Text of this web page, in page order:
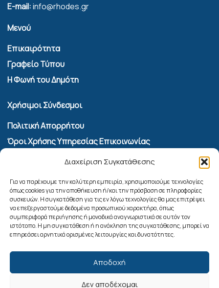
Διαχείριση Συγκατάθεσης
Για να παρέχουμε την καλύτερη εμπειρία, χρησιμοποιούμε τεχνολογίες
όπως cookies για την αποθήκευση ή/και την πρόσβαση σε πληροφορίες
συσκευών. Η συγκατάθεση για τις εν λόγω τεχνολογίες θα μας επιτρέψει
να επεξεργαστούμε δεδομένα προσωπικού χαρακτήρα, όπως
συμπεριφορά περιήγησης ή μοναδικά αναγνωριστικά σε αυτόν τον
ιστότοπο. Η μη συγκατάθεση ή η ανάκληση της συγκατάθεσης, μπορεί να
επηρεάσει αρνητικά ορισμένες λειτουργίες και δυνατότητες.
Αποδοχή
Δεν αποδέχομαι
E-mail:info@rhodes.gr
Μενού
Επικαιρότητα
Γραφείο Τύπου
Η Φωνή του Δημότη
Χρήσιμοι Σύνδεσμοι
Πολιτική Απορρήτου
Όροι Χρήσης Υπηρεσίας Επικοινωνίας
Πολιτική Cookies (ΕΕ)
Αναζήτηση